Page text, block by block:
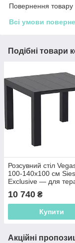
Повернення товару
Всі умови
Подібні товари
Розсувний стіл
100-140х100 см
Exclusive — для
HoReCa
10 740 ₴
Купити
Акційні